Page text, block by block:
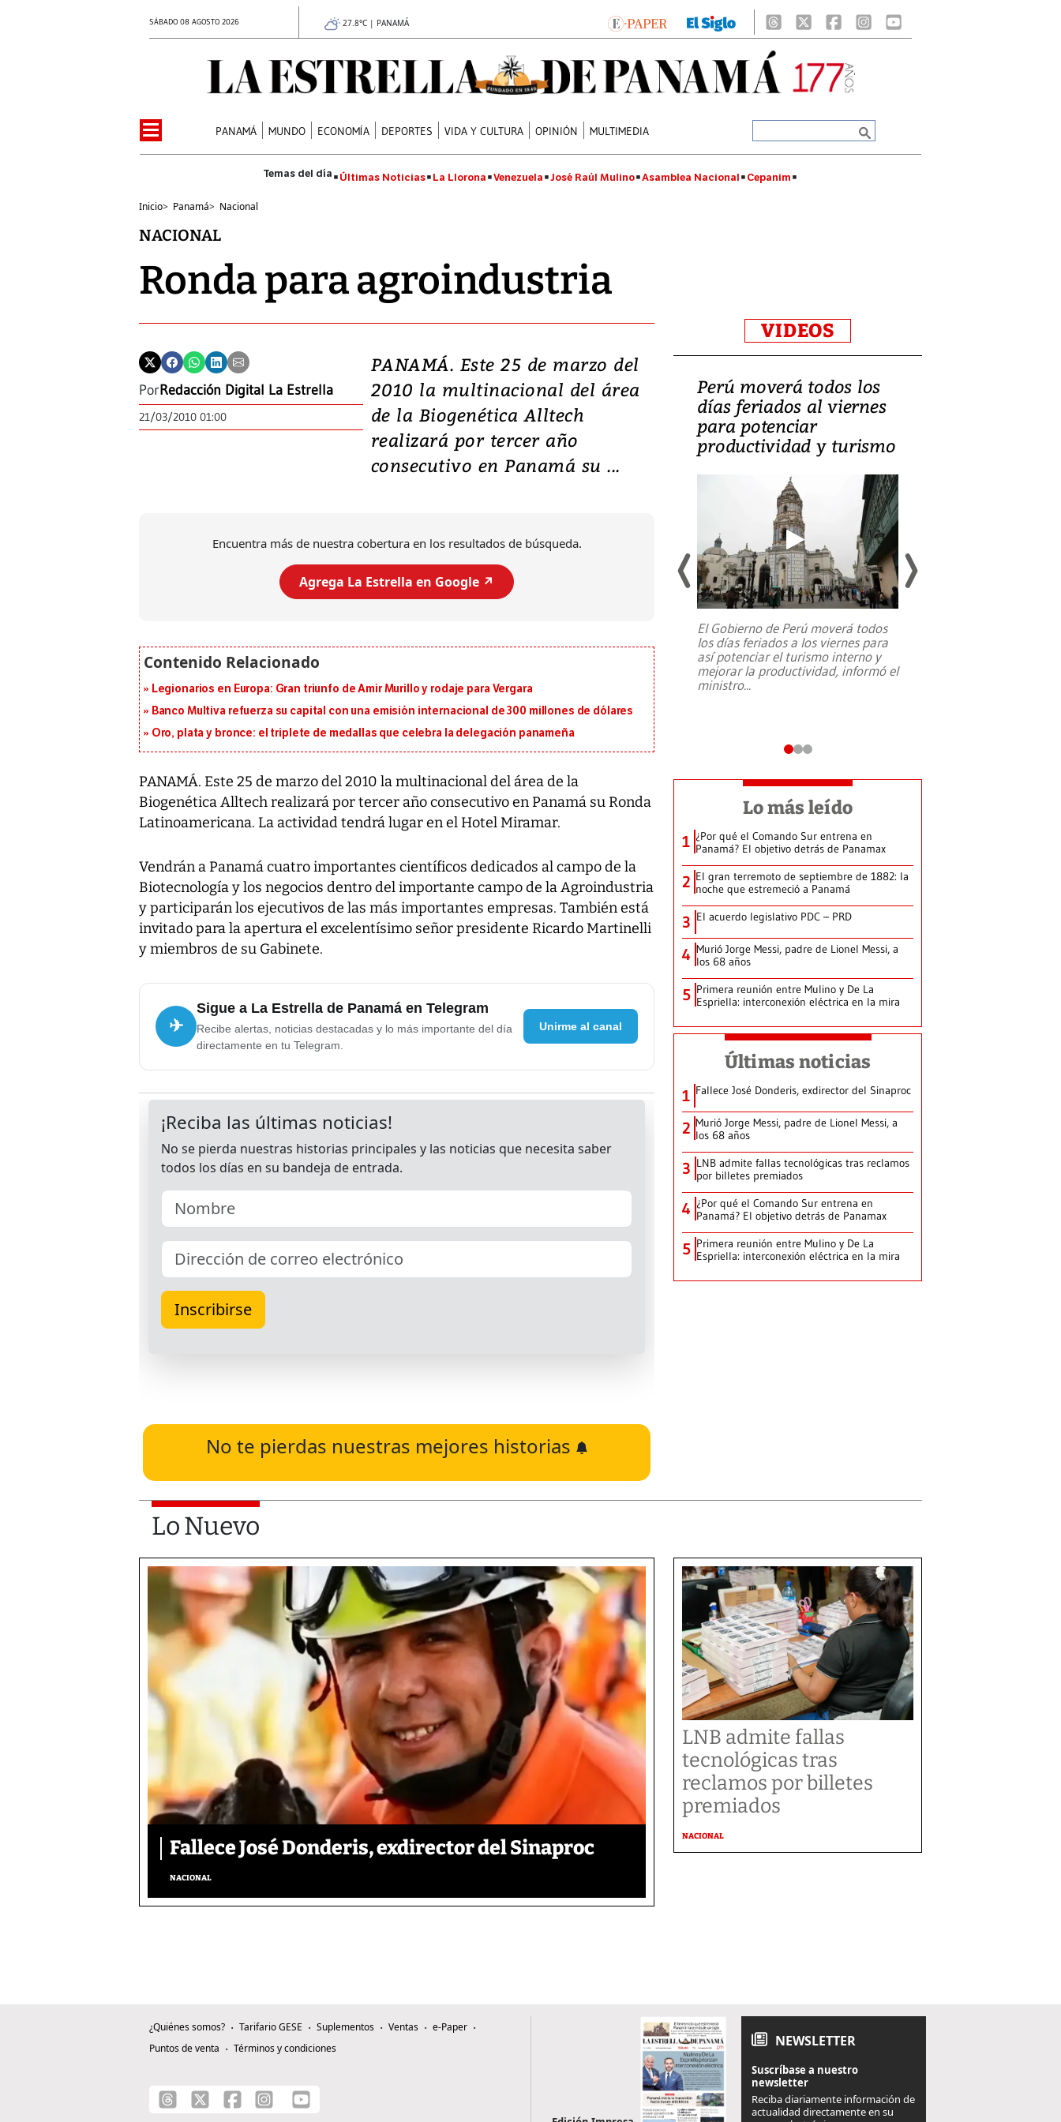
SÁBADO 08 AGOSTO 2026 27.8°C | PANAMÁ
PANAMÁ MUNDO ECONOMÍA DEPORTES VIDA Y CULTURA OPINIÓN MULTIMEDIA
Últimas Noticias La Llorona Venezuela José Raúl Mulino Asamblea Nacional Cepanim
Inicio> Panamá> Nacional
NACIONAL
Ronda para agroindustria
PorRedacción Digital La Estrella
21/03/2010 01:00
PANAMÁ. Este 25 de marzo del
2010 la multinacional del área
de la Biogenética Alltech
realizará por tercer año
consecutivo en Panamá su ...
Encuentra más de nuestra cobertura en los resultados de búsqueda.
Agrega La Estrella en Google ↗️
Legionarios en Europa: Gran triunfo de Amir Murillo y rodaje para Vergara
Banco Multiva refuerza su capital con una emisión internacional de 300 millones de dólares
Oro, plata y bronce: el triplete de medallas que celebra la delegación panameña
PANAMÁ. Este 25 de marzo del 2010 la multinacional del área de la
Biogenética Alltech realizará por tercer año consecutivo en Panamá su Ronda
Latinoamericana. La actividad tendrá lugar en el Hotel Miramar.
Vendrán a Panamá cuatro importantes científicos dedicados al campo de la
Biotecnología y los negocios dentro del importante campo de la Agroindustria
y participarán los ejecutivos de las más importantes empresas. También está
invitado para la apertura el excelentísimo señor presidente Ricardo Martinelli
y miembros de su Gabinete.
✈
Sigue a La Estrella de Panamá en Telegram
Recibe alertas, noticias destacadas y lo más importante del día
directamente en tu Telegram.
Unirme al canal
No te pierdas nuestras mejores historias
VIDEOS
Video: Lula lanza su
candidatura con
promesas de inversión
en defensa, educación y
tierras raras
Entre recuerdos y escuetas
da Silva, oficializó este domingo su
candidatura...
Perú moverá todos los
días feriados al viernes
para potenciar
productividad y turismo
El Gobierno de Perú moverá todos
los días feriados a los viernes para
así potenciar el turismo interno y
mejorar la productividad, informó el
ministro...
Lo más leído
1 ¿Por qué el Comando Sur entrena en
Panamá? El objetivo detrás de Panamax
2 El gran terremoto de septiembre de 1882: la
noche que estremeció a Panamá
3 El acuerdo legislativo PDC – PRD
4 Murió Jorge Messi, padre de Lionel Messi, a
los 68 años
5 Primera reunión entre Mulino y De La
Espriella: interconexión eléctrica en la mira
Últimas noticias
1 Fallece José Donderis, exdirector del Sinaproc
2 Murió Jorge Messi, padre de Lionel Messi, a
los 68 años
3 LNB admite fallas tecnológicas tras reclamos
por billetes premiados
4 ¿Por qué el Comando Sur entrena en
Panamá? El objetivo detrás de Panamax
5 Primera reunión entre Mulino y De La
Espriella: interconexión eléctrica en la mira
Lo Nuevo
Fallece José Donderis, exdirector del Sinaproc
NACIONAL
LNB admite fallas
tecnológicas tras
reclamos por billetes
premiados
NACIONAL
¿Quiénes somos? Tarifario GESE Suplementos Ventas
e-Paper
Puntos de venta
Términos y condiciones NEWSLETTER
Suscríbase a nuestro
newsletter
Reciba diariamente información de
actualidad directamente en su